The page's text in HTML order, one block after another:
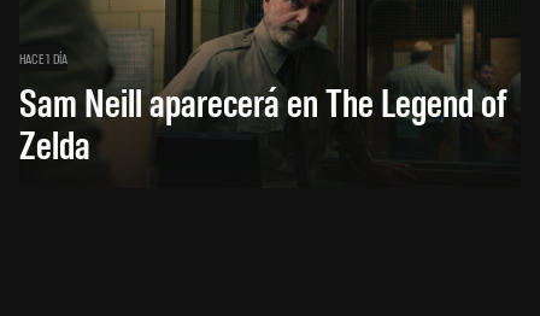
HACE 1 DÍA
Sam Neill aparecerá en The Legend of
Zelda